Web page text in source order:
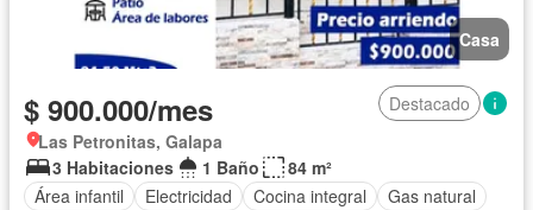
Casa
$ 900.000/mes
Destacado
Las Petronitas, Galapa
3 Habitaciones
1 Baño
84 m²
Área infantil
Electricidad Cocina integral
Gas natural